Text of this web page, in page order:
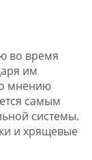
во время
им
мнению
самым
системы.
и хрящевые